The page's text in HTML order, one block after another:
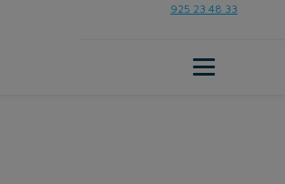
925 23 48 33